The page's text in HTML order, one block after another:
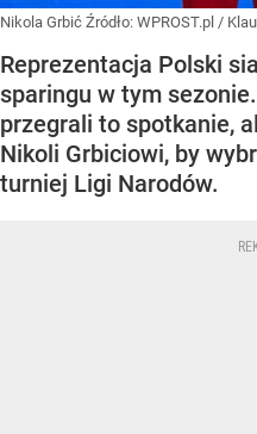
Nikola Grbić Źródło: WPROST.pl /
Reprezentacja Polski
sparingu w tym
przegrali to spotkanie,
Nikoli Grbiciowi, by
turniej Ligi Narodów.